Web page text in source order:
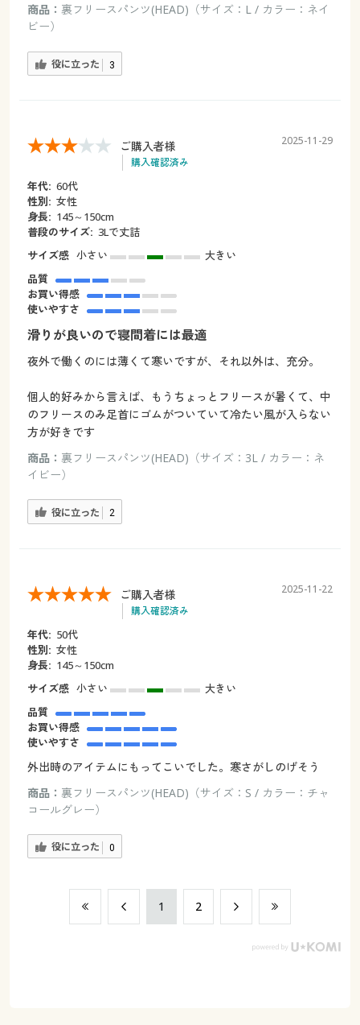
商品： 裏フリースパンツ(HEAD)（サイズ：L / カラー：ネイ
ビー）
役に立った 3
ご購入者様
購入確認済み
2025-11-29
年代: 60代
性別: 女性
身長: 145～150cm
普段のサイズ: 3Lで丈詰
サイズ感 小さい
大きい
品質
お買い得感
使いやすさ
滑りが良いので寝間着には最適
夜外で働くのには薄くて寒いですが、それ以外は、充分。
個人的好みから言えば、もうちょっとフリースが暑くて、中
のフリースのみ足首にゴムがついていて冷たい風が入らない
方が好きです
商品： 裏フリースパンツ(HEAD)（サイズ：3L / カラー：ネ
イビー）
役に立った 2
ご購入者様
購入確認済み
2025-11-22
年代: 50代
性別: 女性
身長: 145～150cm
サイズ感 小さい
大きい
品質
お買い得感
使いやすさ
外出時のアイテムにもってこいでした。寒さがしのげそう
商品： 裏フリースパンツ(HEAD)（サイズ：S / カラー：チャ
コールグレー）
役に立った 0
​1 ​2